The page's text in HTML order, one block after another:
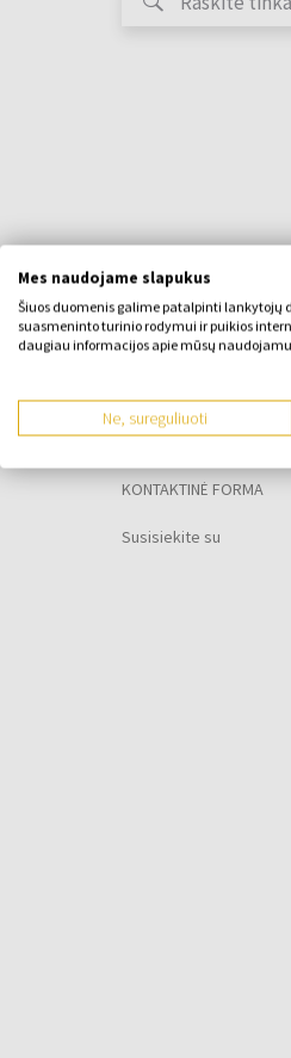
Apie mus
KONTAKTINĖ FORMA
Susisiekite su
Mes naudojame slapukus
Šiuos duomenis galime patalpinti
suasmeninto turinio rodymui ir puikios
daugiau informacijos apie mūsų
Ne, sureguliuoti